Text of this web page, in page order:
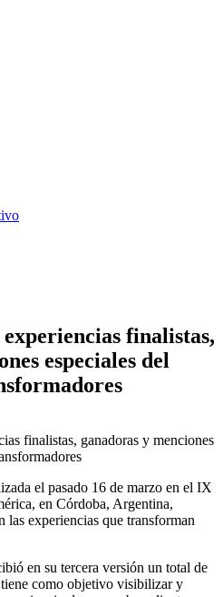
finalistas,
especiales del
el pasado 16 de marzo en el IX
en Córdoba, Argentina,
las experiencias que transforman
en su tercera versión un total de
como objetivo visibilizar y